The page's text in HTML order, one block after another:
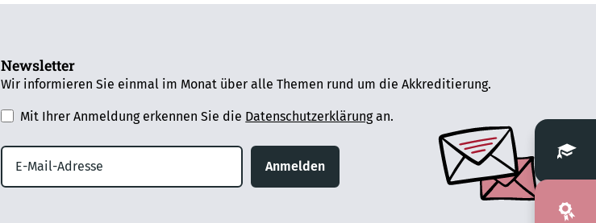
Newsletter
Wir informieren Sie einmal im Monat über alle Themen rund um die Akkreditierung.
Mit Ihrer Anmeldung erkennen Sie die Datenschutzerklärungan.
Anmelden